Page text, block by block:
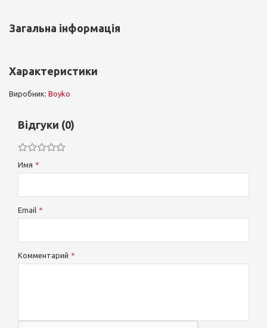
Загальна інформація
Характеристики
Виробник: Boyko
Відгуки (0)
Имя
Email
Комментарий